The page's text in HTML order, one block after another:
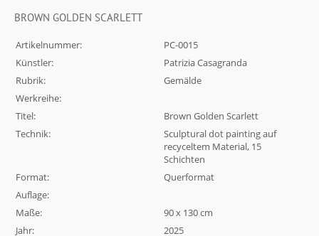
BROWN GOLDEN SCARLETT
Artikelnummer:
PC-0015
Künstler:
Patrizia Casagranda
Rubrik:
Gemälde
Werkreihe:
Titel:
Brown Golden Scarlett
Technik:
Sculptural dot painting auf
recyceltem Material, 15
Schichten
Format:
Querformat
Auflage:
Maße:
90 x 130 cm
Jahr:
2025